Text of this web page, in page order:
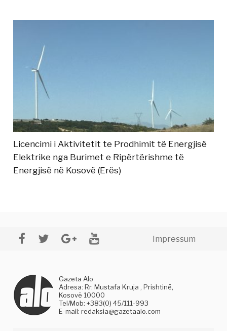
Licencimi i Aktivitetit te Prodhimit të Energjisë
Elektrike nga Burimet e Ripërtërishme të
Energjisë në Kosovë (Erës)
Impressum
Gazeta Alo
Adresa: Rr. Mustafa Kruja , Prishtinë,
Kosovë 10000
Tel/Mob: +383(0) 45/111-993
E-mail:redaksia@gazetaalo.com